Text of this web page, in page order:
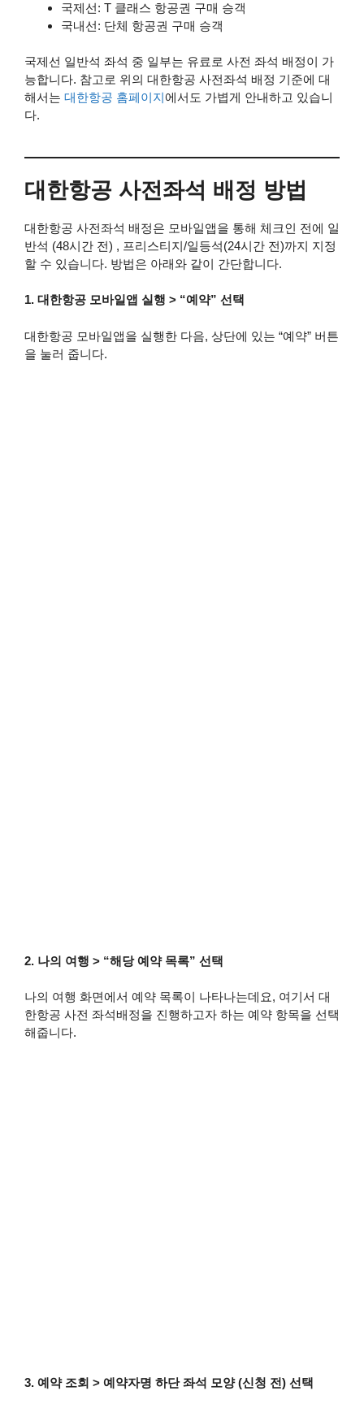
국제선: T 클래스 항공권 구매 승객
국내선: 단체 항공권 구매 승객
국제선 일반석 좌석 중 일부는 유료로 사전 좌석 배정이 가
능합니다. 참고로 위의 대한항공 사전좌석 배정 기준에 대
해서는 대한항공 홈페이지에서도 가볍게 안내하고 있습니
다.
대한항공 사전좌석 배정 방법
대한항공 사전좌석 배정은 모바일앱을 통해 체크인 전에 일
반석 (48시간 전) , 프리스티지/일등석(24시간 전)까지 지정
할 수 있습니다. 방법은 아래와 같이 간단합니다.
1. 대한항공 모바일앱 실행 > “예약” 선택
대한항공 모바일앱을 실행한 다음, 상단에 있는 “예약” 버튼
을 눌러 줍니다.
2. 나의 여행 > “해당 예약 목록” 선택
나의 여행 화면에서 예약 목록이 나타나는데요, 여기서 대
한항공 사전 좌석배정을 진행하고자 하는 예약 항목을 선택
해줍니다.
3. 예약 조회 > 예약자명 하단 좌석 모양 (신청 전) 선택